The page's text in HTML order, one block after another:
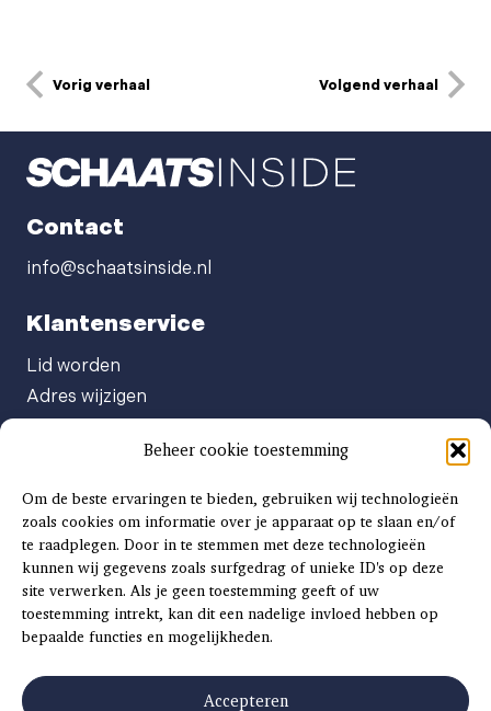
Beheer cookie toestemming
Om de beste ervaringen te bieden, gebruiken wij technologieën
zoals cookies om informatie over je apparaat op te slaan en/of
te raadplegen. Door in te stemmen met deze technologieën
kunnen wij gegevens zoals surfgedrag of unieke ID's op deze
site verwerken. Als je geen toestemming geeft of uw
toestemming intrekt, kan dit een nadelige invloed hebben op
bepaalde functies en mogelijkheden.
Accepteren
Vorig verhaal Volgend verhaal
Contact
info@schaatsinside.nl
Klantenservice
Lid worden
Adres wijzigen
Abonnement opzeggen
Afgeven automatische incasso
Factuur betalen
Klachtenformulier
Overige vragen
Adverteren
Advertentie Tariefkaart 2025